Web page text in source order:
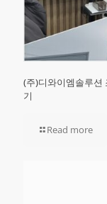
(주)디와이엠솔루션
기
Read more